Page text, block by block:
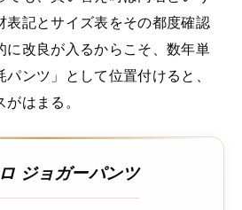
表記とサイズ表をその都度確認
に改良が入るからこそ、数年単
ンツ」として位置付けると、
はまる。
ジョガーパンツ